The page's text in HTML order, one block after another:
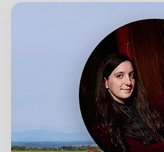
equilibrio e profondità.